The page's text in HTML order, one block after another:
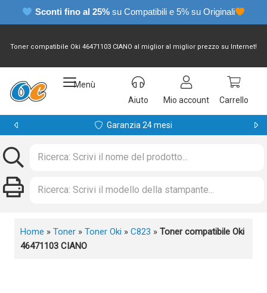
Sconti fino al 25% su Compatibili e 5% su Originali
Toner compatibile Oki 46471103 CIANO al miglior al miglior prezzo su Internet!
Menù
Aiuto
Mio account Carrello
Garanzia 24 mesi
Home » Toner » Toner Oki » C823 » Toner compatibile Oki
46471103 CIANO